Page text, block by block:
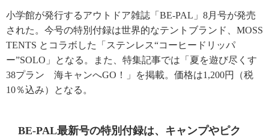
小学館が発行するアウトドア雑誌「BE-PAL」8月号が発売
された。今号の特別付録は世界的なテントブランド、MOSS
TENTS とコラボした「ステンレス“コーヒードリッパ
ー”SOLO」となる。また、特集記事では「夏を遊び尽くす
38プラン 海キャンへGO！」を掲載。価格は1,200円（税
10％込み）となる。
BE-PAL最新号の特別付録は、キャンプやピク